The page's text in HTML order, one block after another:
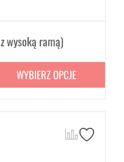
wysoką ramą)
WYBIERZ OPCJE